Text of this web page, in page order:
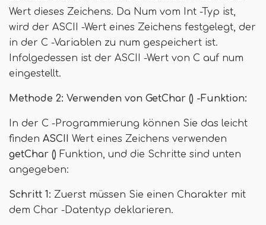
Wert dieses Zeichens. Da Num vom Int -Typ ist,
wird der ASCII -Wert eines Zeichens festgelegt, der
in der C -Variablen zu num gespeichert ist.
Infolgedessen ist der ASCII -Wert von C auf num
eingestellt.
Methode 2: Verwenden von GetChar () -Funktion:
In der C -Programmierung können Sie das leicht
finden ASCII Wert eines Zeichens verwenden
getChar () Funktion, und die Schritte sind unten
angegeben:
Schritt 1: Zuerst müssen Sie einen Charakter mit
dem Char -Datentyp deklarieren.